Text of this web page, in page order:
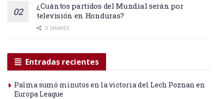
¿Cuántos partidos del Mundial serán por
televisión en Honduras?
0 SHARES
Entradas recientes
Palma sumó minutos en la victoria del Lech Poznan en
Europa League